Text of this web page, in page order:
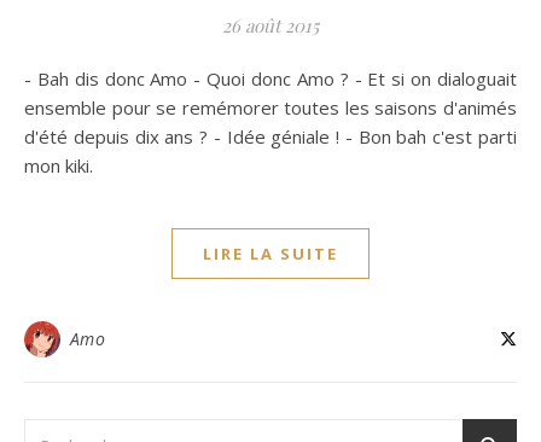
26 août 2015
- Bah dis donc Amo - Quoi donc Amo ? - Et si on dialoguait
ensemble pour se remémorer toutes les saisons d'animés
d'été depuis dix ans ? - Idée géniale ! - Bon bah c'est parti
mon kiki.
LIRE LA SUITE
Amo